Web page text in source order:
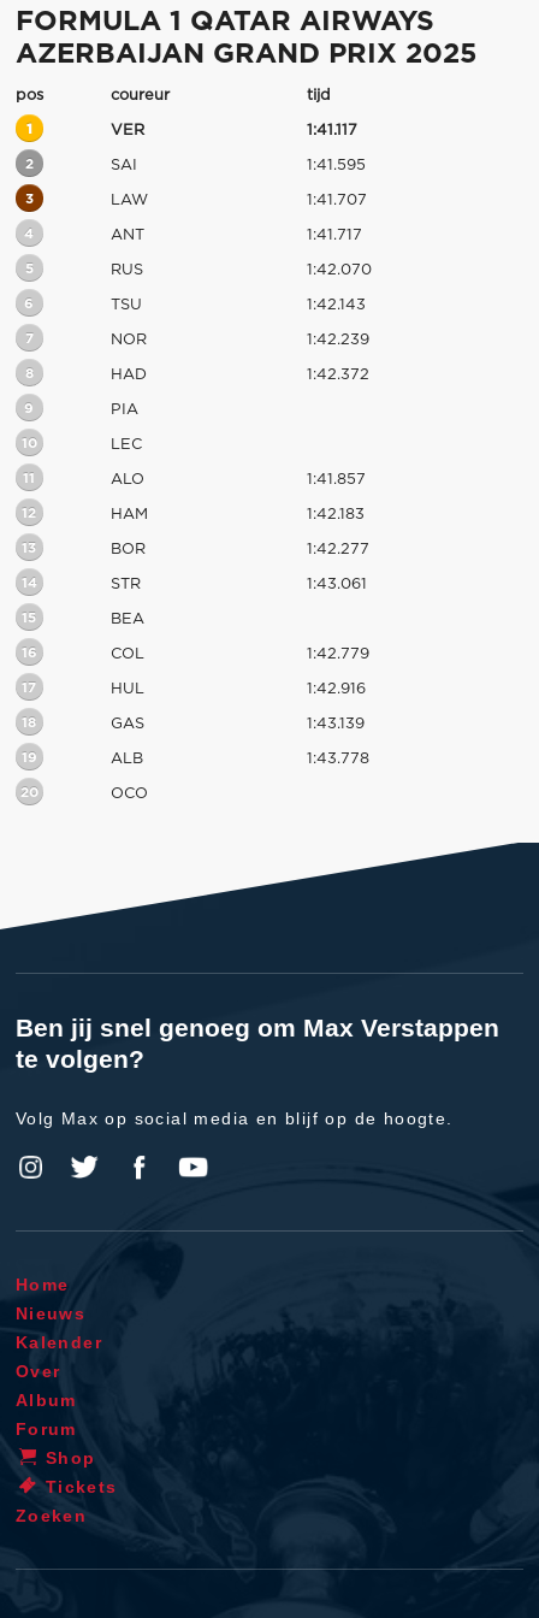
FORMULA 1 QATAR AIRWAYS
AZERBAIJAN GRAND PRIX 2025
pos coureur tijd
1 VER 1:41.117
2 SAI 1:41.595
3 LAW 1:41.707
4 ANT 1:41.717
5 RUS 1:42.070
6 TSU 1:42.143
7 NOR 1:42.239
8 HAD 1:42.372
9 PIA
10 LEC
11 ALO 1:41.857
12 HAM 1:42.183
13 BOR 1:42.277
14 STR 1:43.061
15 BEA
16 COL 1:42.779
17 HUL 1:42.916
18 GAS 1:43.139
19 ALB 1:43.778
20 OCO
Ben jij snel genoeg om Max Verstappen
te volgen?
Volg Max op social media en blijf op de hoogte.
Home
Nieuws
Kalender
Over
Album
Forum
Shop
Tickets
Zoeken